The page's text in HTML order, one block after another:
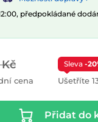
předpokládané
cena
Sleva -
Ušetříte
Přidat do